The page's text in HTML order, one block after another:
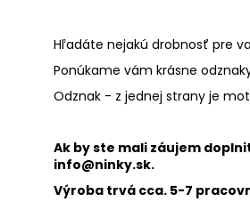
Hľadáte nejakú drobnosť pre
Ponúkame vám krásne
Odznak - z jednej strany je
Ak by ste mali záujem
info@ninky.sk.
Výroba trvá cca. 5-7